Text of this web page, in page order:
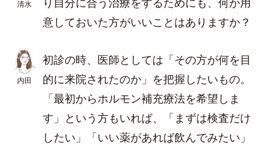
清水
意しておいた方がいいことはありますか？
内田
初診の時、医師としては「その方が何を目
的に来院されたのか」を把握したいもの。
「最初からホルモン補充療法を希望しま
す」という方もいれば、「まずは検査だけ
したい」「いい薬があれば飲んでみたい」